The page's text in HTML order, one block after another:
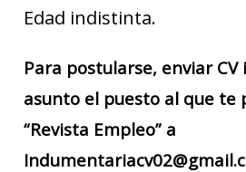
Edad indistinta.
Para postularse, enviar
asunto el puesto al que te
“Revista Empleo” a